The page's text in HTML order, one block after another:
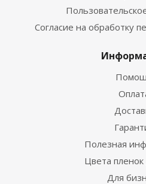
Согласие на обработку
Полезная
Цвета пленок
Для